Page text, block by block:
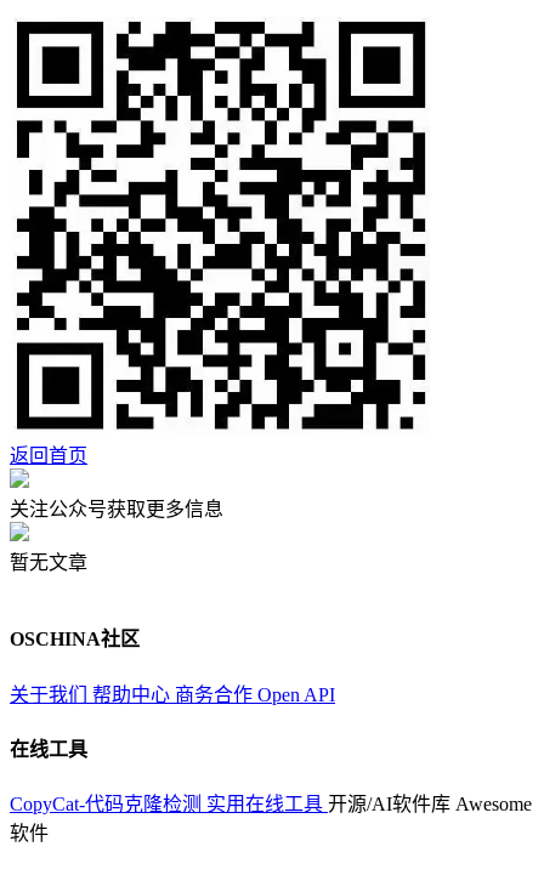
返回首页
关注公众号获取更多信息
暂无文章
OSCHINA社区
关于我们 帮助中心 商务合作 Open API
在线工具
CopyCat-代码克隆检测 实用在线工具 开源/AI软件库 Awesome
软件